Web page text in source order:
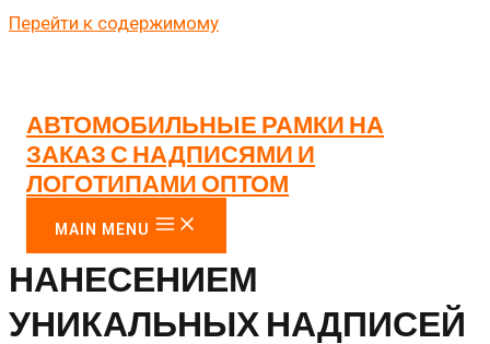
Перейти к содержимому
АВТОМОБИЛЬНЫЕ РАМКИ НА
ЗАКАЗ С НАДПИСЯМИ И
ЛОГОТИПАМИ ОПТОМ
MAIN MENU
РАМКИ НА АВТО С
НАНЕСЕНИЕМ
УНИКАЛЬНЫХ НАДПИСЕЙ